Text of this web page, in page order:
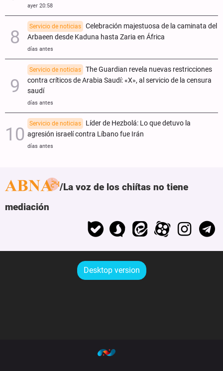
ayer 20:58
Servicio de noticias
Celebración majestuosa de la caminata del
Arbaeen desde Kaduna hasta Zaria en África
días antes
Servicio de noticias
The Guardian revela nuevas restricciones
contra críticos de Arabia Saudí: «X», al servicio de la censura
saudí
días antes
Servicio de noticias
Líder de Hezbolá: Lo que detuvo la
agresión israelí contra Líbano fue Irán
días antes
La voz de los chiítas no tiene
mediación
Desktop version